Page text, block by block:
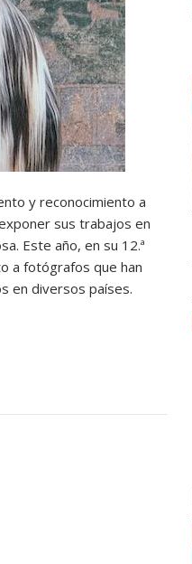
y reconocimiento a
sus trabajos en
Este año, en su 12.ª
a fotógrafos que han
en diversos países.